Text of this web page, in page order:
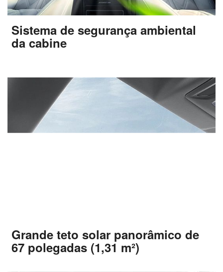
Sistema de segurança ambiental
da cabine
Grande teto solar panorâmico de
67 polegadas (1,31 m²)